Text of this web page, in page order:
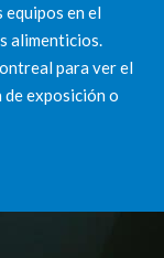
en el
alimenticios.
para ver el
exposición o